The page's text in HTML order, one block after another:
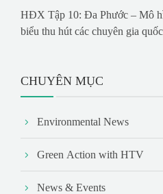
HĐX Tập 10: Đa Phước – Mô
biểu thu hút các chuyên gia
CHUYÊN MỤC
Environmental News
Green Action with HTV
News & Events